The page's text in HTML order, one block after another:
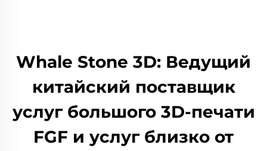
Whale Stone 3D: Ведущий
китайский поставщик
услуг большого 3D-печати
FGF и услуг близко от